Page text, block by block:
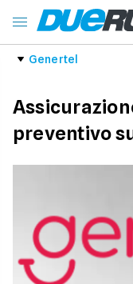
Genertel
preventivo